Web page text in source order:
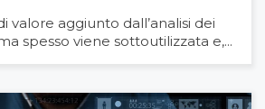
valore aggiunto dall’analisi dei
spesso viene sottoutilizzata e,...